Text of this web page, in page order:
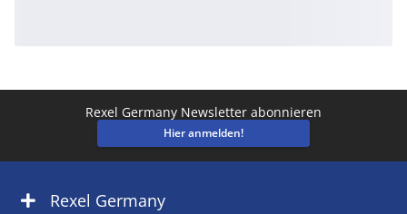
Rexel Germany Newsletter abonnieren
Hier anmelden!
Rexel Germany